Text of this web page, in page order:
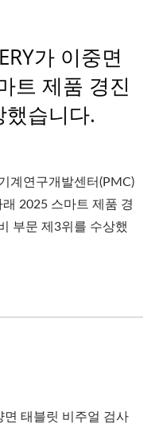
가 이중면
트 제품 경진
습니다.
계연구개발센터(PMC)
2025 스마트 제품 경
부문 제3위를 수상했
면 태블릿 비주얼 검사